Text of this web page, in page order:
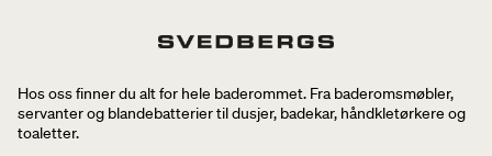
Hos oss finner du alt for hele baderommet. Fra baderomsmøbler,
servanter og blandebatterier til dusjer, badekar, håndkletørkere og
toaletter.